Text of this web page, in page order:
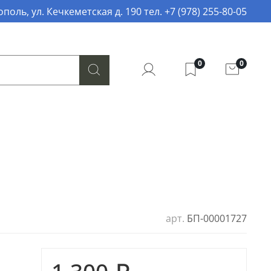
ул. Кечкеметская д. 190 тел. +7 (978) 255-80-05
0 0
арт. БП-00001727